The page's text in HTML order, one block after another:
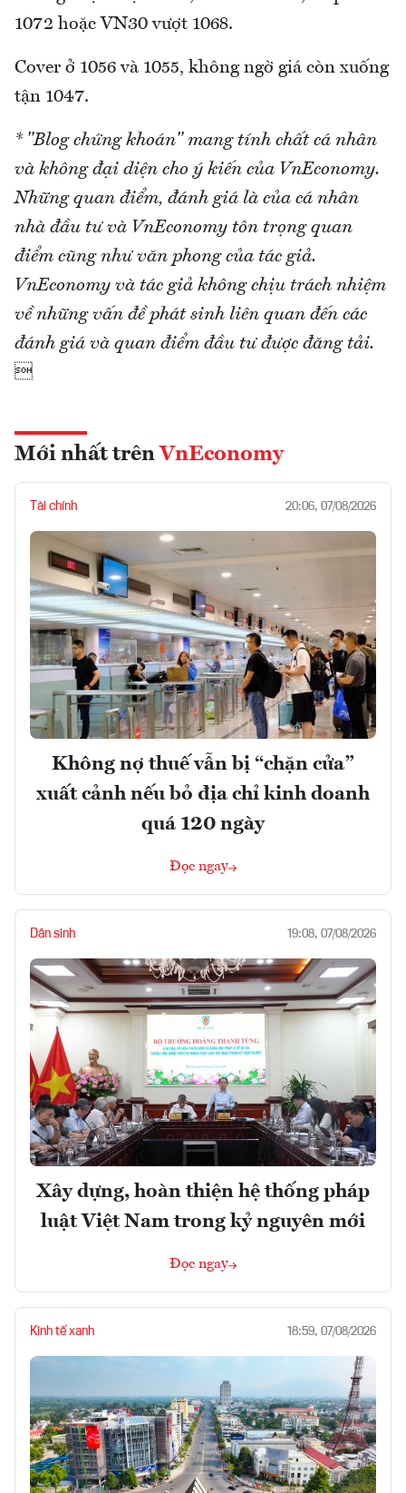
1072 hoặc VN30 vượt 1068.
Cover ở 1056 và 1055, không ngờ giá còn xuống
tận 1047.
* "Blog chứng khoán" mang tính chất cá nhân
và không đại diện cho ý kiến của VnEconomy.
Những quan điểm, đánh giá là của cá nhân
nhà đầu tư và VnEconomy tôn trọng quan
điểm cũng như văn phong của tác giả.
VnEconomy và tác giả không chịu trách nhiệm
về những vấn đề phát sinh liên quan đến các
đánh giá và quan điểm đầu tư được đăng tải.

Mới nhất trên VnEconomy
Tài chính 20:06, 07/08/2026
Không nợ thuế vẫn bị “chặn cửa”
xuất cảnh nếu bỏ địa chỉ kinh doanh
quá 120 ngày
Đọc ngay
Dân sinh 19:08, 07/08/2026
Xây dựng, hoàn thiện hệ thống pháp
luật Việt Nam trong kỷ nguyên mới
Đọc ngay
Kinh tế xanh 18:59, 07/08/2026